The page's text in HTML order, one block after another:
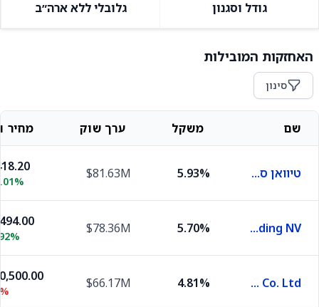
גודל וסגנון גלובלי ללא ארה״ב
האחזקות המובילות
סינון
שם משקל ערך שוק מחיר
טיוואן סמיקונדקטור מניופקצ'רינג 5.93%
$81.63M
ASML Holding NV
5.70%
$78.36M
Samsung Electronics Co. Ltd.
4.81%
$66.17M